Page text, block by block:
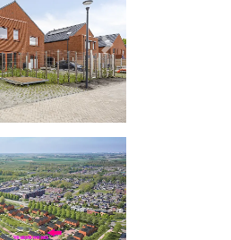
Volgende